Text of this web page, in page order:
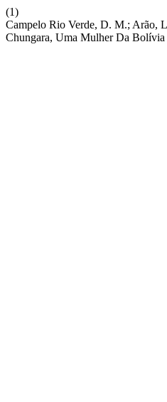
(1)
Campelo Rio Verde, D. M.; Arão,
Chungara, Uma Mulher Da